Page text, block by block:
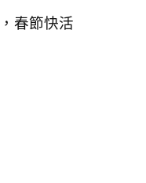
，春節快活